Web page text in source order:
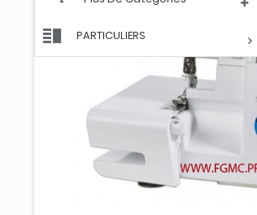
PARTICULIERS